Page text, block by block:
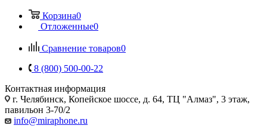
Корзина0
Отложенные0
Сравнение товаров0
8 (800) 500-00-22
Контактная информация
г. Челябинск, Копейское шоссе, д. 64, ТЦ "Алмаз", 3 этаж,
павильон 3-70/2
info@miraphone.ru